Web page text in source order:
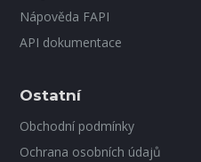
Nápověda FAPI
API dokumentace
Ostatní
Obchodní podmínky
Ochrana osobních údajů